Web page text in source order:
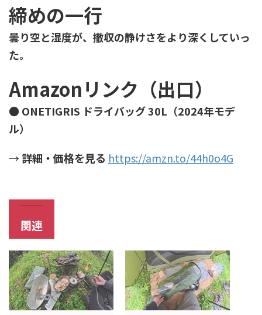
締めの一行
曇り空と湿度が、撤収の静けさをより深くしていっ
た。
Amazonリンク（出口）
● ONETIGRIS ドライバッグ 30L（2024年モデ
ル）
→ 詳細・価格を見る https://amzn.to/44h0o4G
関連